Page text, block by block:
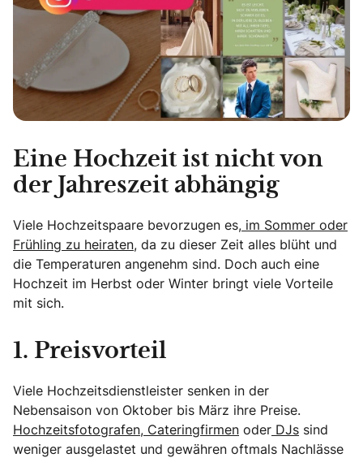
Eine Hochzeit ist nicht von
der Jahreszeit abhängig
Viele Hochzeitspaare bevorzugen es, im Sommer oder
Frühling zu heiraten, da zu dieser Zeit alles blüht und
die Temperaturen angenehm sind. Doch auch eine
Hochzeit im Herbst oder Winter bringt viele Vorteile
mit sich.
1. Preisvorteil
Viele Hochzeitsdienstleister senken in der
Nebensaison von Oktober bis März ihre Preise.
Hochzeitsfotografen, Cateringfirmen oder DJs sind
weniger ausgelastet und gewähren oftmals Nachlässe